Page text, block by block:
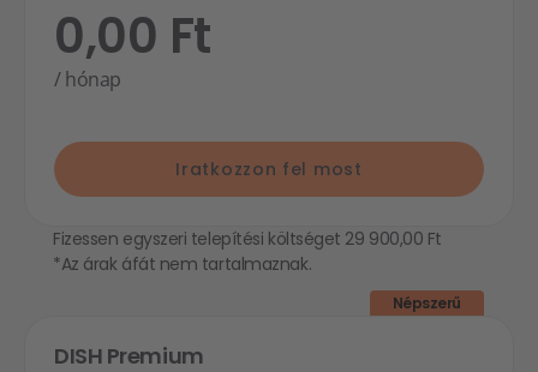
0,00 Ft
/ hónap
Iratkozzon fel most
Fizessen egyszeri telepítési költséget 29 900,00 Ft
*Az árak áfát nem tartalmaznak.
DISH Premium
Népszerű